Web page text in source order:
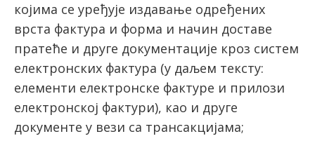
којима се уређује издавање одређених
врста фактура и форма и начин доставе
пратеће и друге документације кроз систем
електронских фактура (у даљем тексту:
елементи електронске фактуре и прилози
електронској фактури), као и друге
документе у вези са трансакцијама;